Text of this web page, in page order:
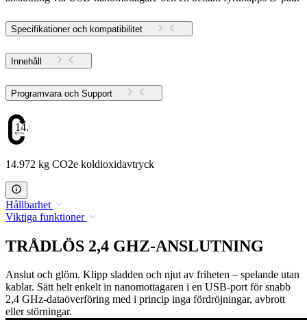
Specifikationer och kompatibilitet
Innehåll
Programvara och Support
14.972
14.972 kg CO2e koldioxidavtryck
Hållbarhet
Viktiga funktioner
TRÅDLÖS 2,4 GHZ-ANSLUTNING
Anslut och glöm. Klipp sladden och njut av friheten – spelande utan
kablar. Sätt helt enkelt in nanomottagaren i en USB-port för snabb
2,4 GHz-dataöverföring med i princip inga fördröjningar, avbrott
eller störningar.